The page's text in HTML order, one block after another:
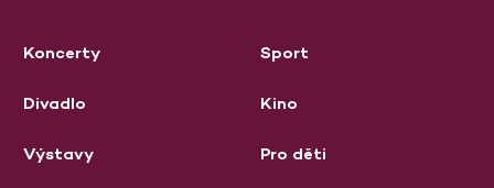
Koncerty
Divadlo
Výstavy
Sport
Kino
Pro děti